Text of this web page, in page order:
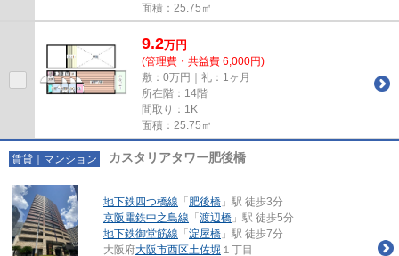
面積：25.75㎡
9.2万円
(管理費・共益費 6,000円)
敷：0万円｜礼：1ヶ月
所在階：14階
間取り：1K
面積：25.75㎡
賃貸｜マンション カスタリアタワー肥後橋
地下鉄四つ橋線 「 肥後橋 」駅 徒歩3分
京阪電鉄中之島線 「 渡辺橋 」駅 徒歩5分
地下鉄御堂筋線 「 淀屋橋 」駅 徒歩7分
大阪府大阪市西区土佐堀 １丁目